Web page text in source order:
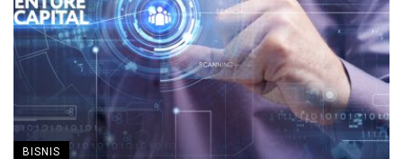
BISNIS